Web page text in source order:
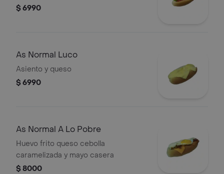
$ 6990
As Normal Luco
Asiento y queso
$ 6990
As Normal A Lo Pobre
Huevo frito queso cebolla
caramelizada y mayo casera
$ 8000